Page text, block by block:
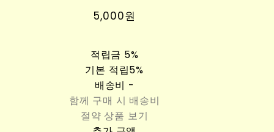
5,000원
적립금 5%
기본 적립5%
배송비 -
함께 구매 시 배송비
절약 상품 보기